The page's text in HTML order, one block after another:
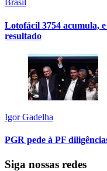
Brasil
Lotofácil 3754 acumula,
resultado
Igor Gadelha
PGR pede à PF
Siga nossas redes